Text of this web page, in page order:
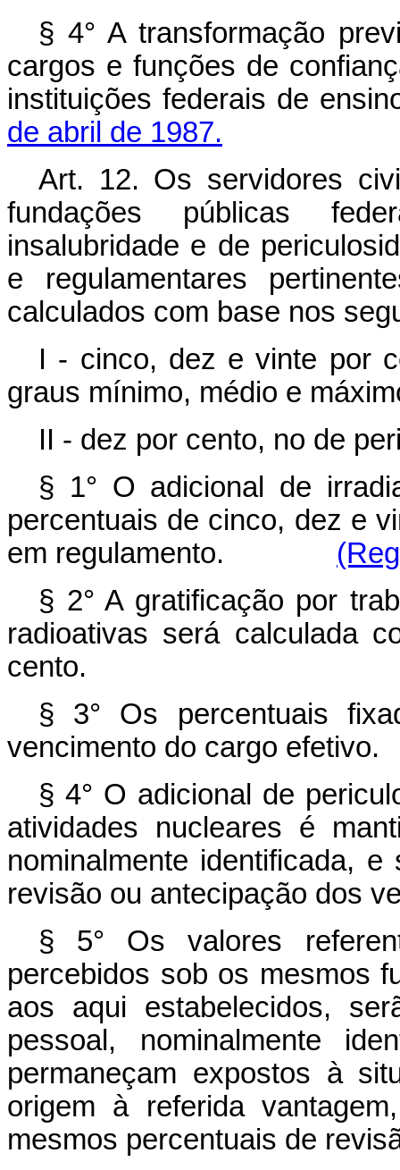
§ 4° A transformação
cargos e funções de
instituições federais de
de abril de 1987.
Art. 12. Os servidores
fundações públicas
insalubridade e de
e regulamentares
calculados com base nos
I - cinco, dez e vinte por
graus mínimo, médio e
II - dez por cento, no de
§ 1° O adicional de
percentuais de cinco, dez e
em regulamento.
§ 2° A gratificação por
radioativas será calculada
cento.
§ 3° Os percentuais
vencimento do cargo efetivo.
§ 4° O adicional de
atividades nucleares é
nominalmente identificada,
revisão ou antecipação dos
§ 5° Os valores
percebidos sob os mesmos
aos aqui estabelecidos,
pessoal, nominalmente
permaneçam expostos à
origem à referida
mesmos percentuais de